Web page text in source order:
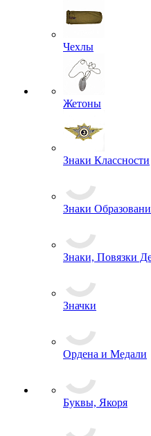
Сумки
Чехлы
Жетоны
Знаки Классности
Знаки Образования
Значки
Ордена и Медали